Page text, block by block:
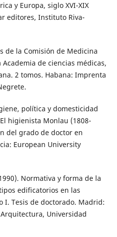
y Europa, siglo XVI-XIX
editores, Instituto Riva-
de la Comisión de Medicina
de ciencias médicas,
2 tomos. Habana: Imprenta
política y domesticidad
higienista Monlau (1808-
del grado de doctor en
European University
Normativa y forma de la
edificatorios en las
I. Tesis de doctorado. Madrid:
Universidad